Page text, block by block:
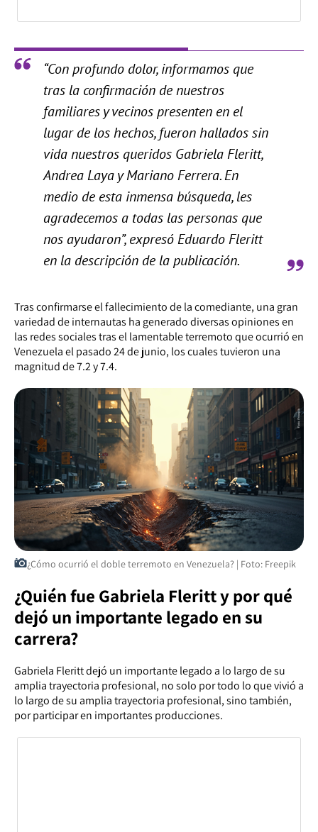
“Con profundo dolor, informamos que
tras la confirmación de nuestros
familiares y vecinos presenten en el
lugar de los hechos, fueron hallados sin
vida nuestros queridos Gabriela Fleritt,
Andrea Laya y Mariano Ferrera. En
medio de esta inmensa búsqueda, les
agradecemos a todas las personas que
nos ayudaron”, expresó Eduardo Fleritt
en la descripción de la publicación.
Tras confirmarse el fallecimiento de la comediante, una gran
variedad de internautas ha generado diversas opiniones en
las redes sociales tras el lamentable terremoto que ocurrió en
Venezuela el pasado 24 de junio, los cuales tuvieron una
magnitud de 7.2 y 7.4.
¿Cómo ocurrió el doble terremoto en Venezuela? | Foto: Freepik
¿Quién fue Gabriela Fleritt y por qué
dejó un importante legado en su
carrera?
Gabriela Fleritt dejó un importante legado a lo largo de su
amplia trayectoria profesional, no solo por todo lo que vivió a
lo largo de su amplia trayectoria profesional, sino también,
por participar en importantes producciones.